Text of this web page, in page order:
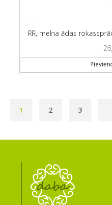
RR, melna ādas
1 2 3